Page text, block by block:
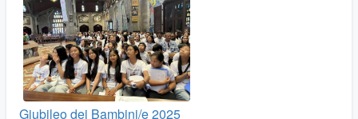
Giubileo dei Bambini/e 2025